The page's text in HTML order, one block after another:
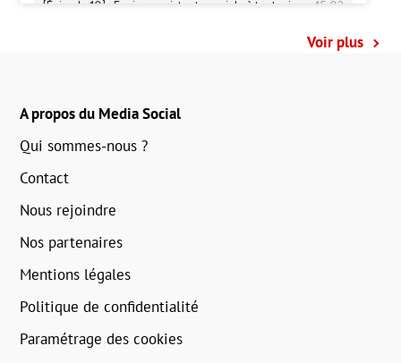
Voir plus
A propos du Media Social
Qui sommes-nous ?
Contact
Nous rejoindre
Nos partenaires
Mentions légales
Politique de confidentialité
Paramétrage des cookies